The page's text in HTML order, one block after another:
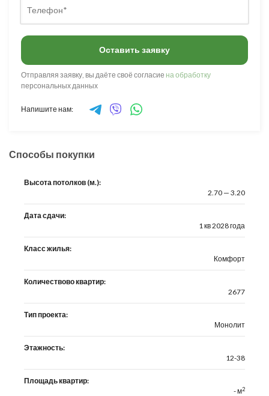
Оставить заявку
Отправляя заявку, вы даёте своё согласие на обработку
персональных данных
Напишите нам:
Способы покупки
Высота потолков (м.):
2.70 — 3.20
Дата сдачи:
1 кв 2028 года
Класс жилья:
Комфорт
Количествово квартир:
2677
Тип проекта:
Монолит
Этажность:
12-38
Площадь квартир:
- м2